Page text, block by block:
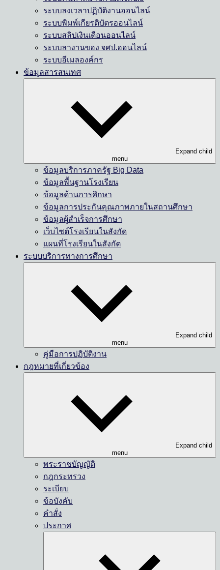
ระบบลงเวลาปฏิบัติงานออนไลน์
ระบบพิมพ์เกียรติบัตรออนไลน์
ระบบสลิปเงินเดือนออนไลน์
ระบบลางานของ จศป.ออนไลน์
ระบบอีเมลองค์กร
ข้อมูลสารสนเทศ
Expand child
menu
ข้อมูลบริการภาครัฐ Big Data
ข้อมูลพื้นฐานโรงเรียน
ข้อมูลด้านการศึกษา
ข้อมูลการประกันคุณภาพภายในสถานศึกษา
ข้อมูลผู้สำเร็จการศึกษา
เว็บไซต์โรงเรียนในสังกัด
แผนที่โรงเรียนในสังกัด
ระบบบริการทางการศึกษา
Expand child
menu
คู่มือการปฏิบัติงาน
กฎหมายที่เกี่ยวข้อง
Expand child
menu
พระราชบัญญัติ
กฎกระทรวง
ระเบียบ
ข้อบังคับ
คำสั่ง
ประกาศ